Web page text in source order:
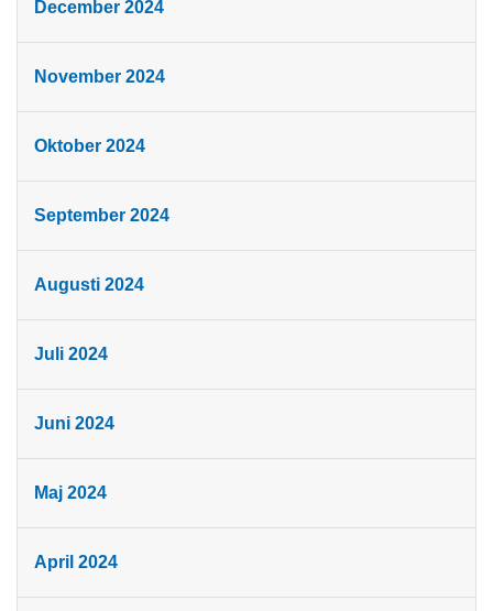
December 2024
November 2024
Oktober 2024
September 2024
Augusti 2024
Juli 2024
Juni 2024
Maj 2024
April 2024